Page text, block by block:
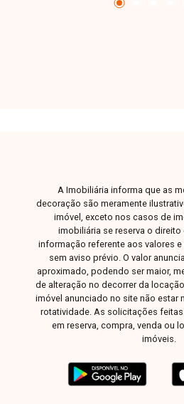
um terreno de 258 m², a
cozinha, área de serviço,
garagem. Uma excelente
quem busca um imóvel
localizado e com alto padrão
Entre em contato e agende
conhecer todos os detalhes
empreendimento.
A Imobiliária informa que as
decoração são meramente
imóvel, exceto nos casos de
imobiliária se reserva o direito
informação referente aos valores
sem aviso prévio. O valor
aproximado, podendo ser maior,
de alteração no decorrer da
imóvel anunciado no site não estar
rotatividade. As solicitações
em reserva, compra, venda ou
imóveis.